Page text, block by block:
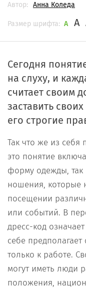
Автор:
Анна Коледа
Размер шрифта: A A
Сегодня
на слуху, и
считает своим
заставить
его строгие
Так что же из себя
это понятие
форму одежды,
ношения, которые
посещении
или событий. В
дресс-код
себе
только к работе.
могут иметь люди
положения,